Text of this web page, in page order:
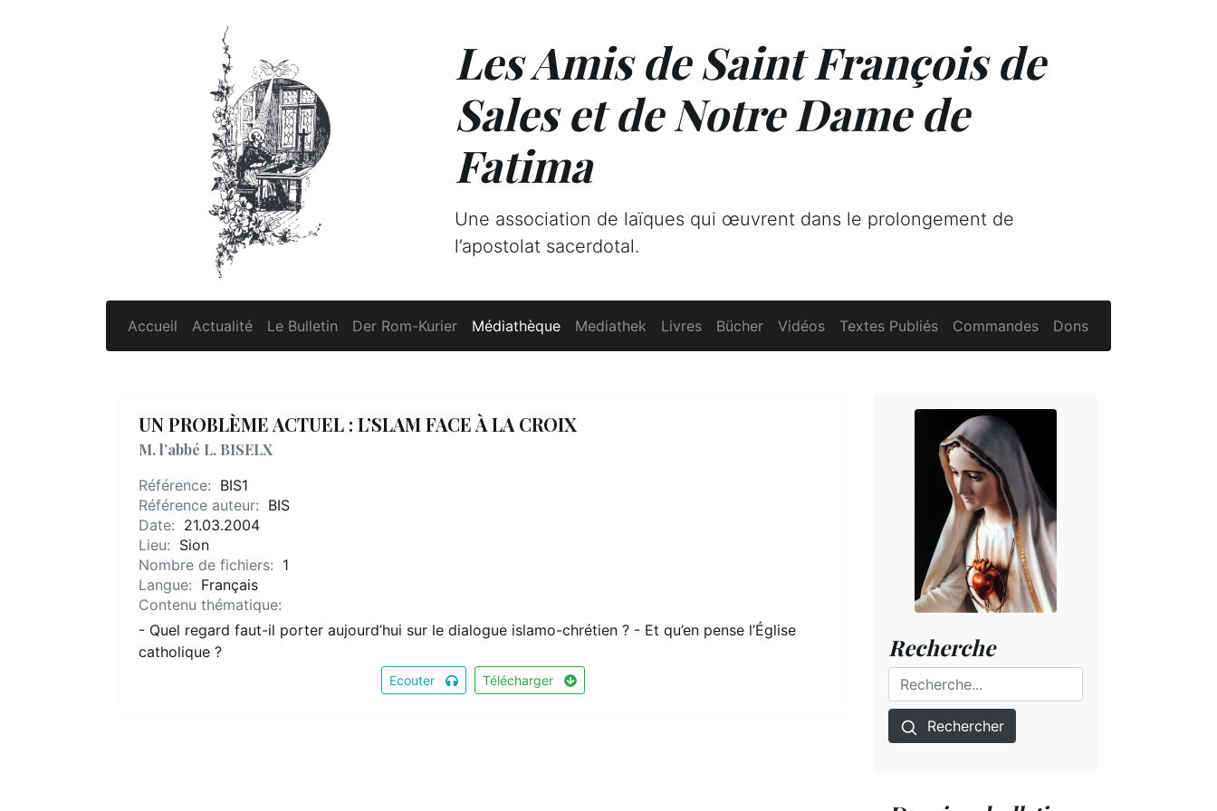
Les Amis de Saint François de
Sales et de Notre Dame de
Fatima
Une association de laïques qui œuvrent dans le prolongement de
l’apostolat sacerdotal.
Accueil Actualité Le Bulletin Der Rom-Kurier Médiathèque Mediathek Livres Bücher Vidéos Textes Publiés Commandes Dons
UN PROBLÈME ACTUEL : L’SLAM FACE À LA CROIX
M. l’abbé L. BISELX
Référence: BIS1
Référence auteur: BIS
Date: 21.03.2004
Lieu: Sion
Nombre de fichiers: 1
Langue: Français
Contenu thématique:
- Quel regard faut-il porter aujourd’hui sur le dialogue islamo-chrétien ? - Et qu’en pense l’Église
catholique ?
Ecouter Télécharger
Recherche
Rechercher